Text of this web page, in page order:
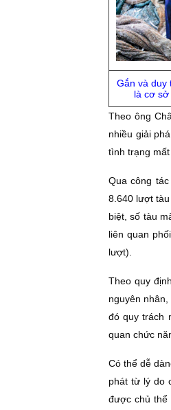
Gắn và duy
là cơ sở
Theo ông
nhiều giải
tình trạng
Qua công
8.640 lượt
biệt, số tàu
liên quan
lượt).
Theo quy
nguyên
đó quy trách
quan chức
Có thể dễ
phát từ lý do
được chủ thể